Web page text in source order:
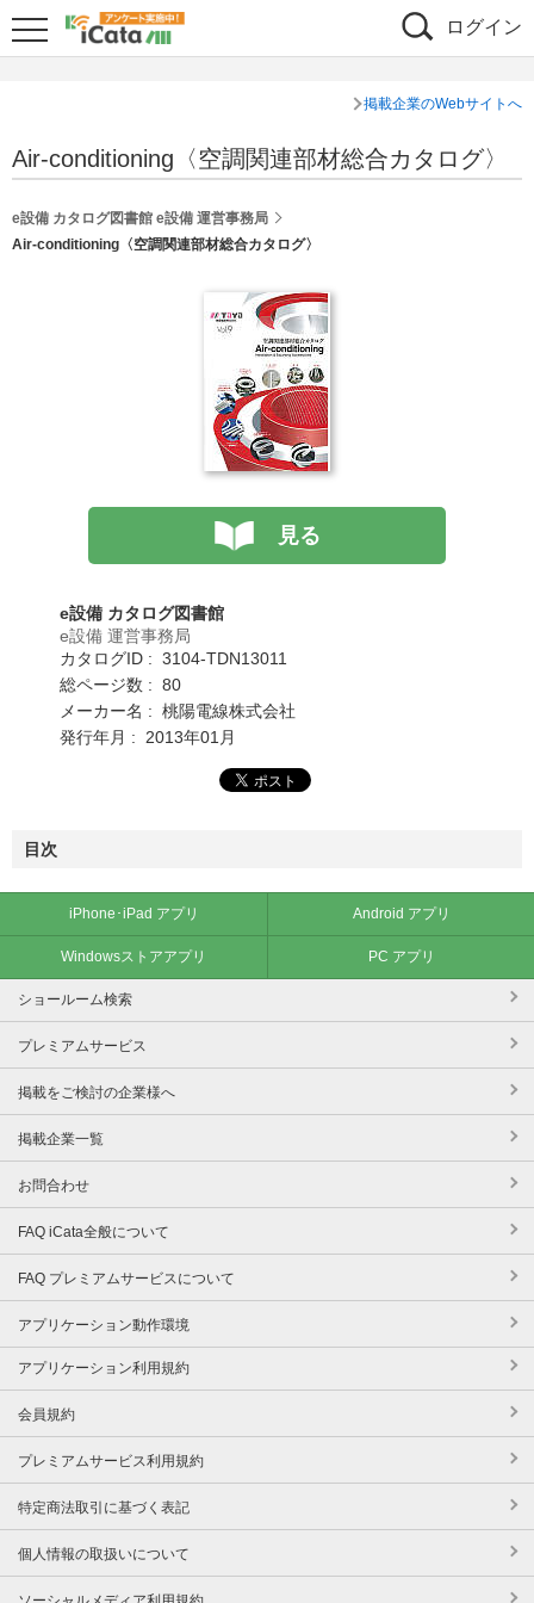
ログイン
掲載企業のWebサイトへ
Air-conditioning〈空調関連部材総合カタログ〉
e設備 カタログ図書館 e設備 運営事務局
Air-conditioning〈空調関連部材総合カタログ〉
見る
e設備 カタログ図書館
e設備 運営事務局
カタログID : 3104-TDN13011
総ページ数 : 80
メーカー名 : 桃陽電線株式会社
発行年月 : 2013年01月
目次
iPhone･iPad アプリ Android アプリ
Windowsストアアプリ PC アプリ
ショールーム検索
プレミアムサービス
掲載をご検討の企業様へ
掲載企業一覧
お問合わせ
FAQ iCata全般について
FAQ プレミアムサービスについて
アプリケーション動作環境
アプリケーション利用規約
会員規約
プレミアムサービス利用規約
特定商法取引に基づく表記
個人情報の取扱いについて